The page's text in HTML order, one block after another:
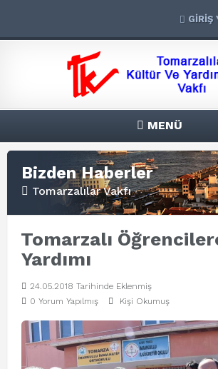
GİRİŞ
MENÜ
Bizden Haberler
Tomarzalılar Vakfı
Tomarzalı
Yardımı
24.05.2018 Tarihinde Eklenmiş
0 Yorum Yapılmış
Kişi Okumuş